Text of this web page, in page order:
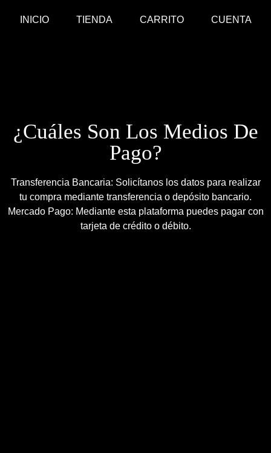
INICIO TIENDA CARRITO CUENTA
¿Cuáles Son Los Medios De
Pago?
Transferencia Bancaria: Solicítanos los datos para realizar
tu compra mediante transferencia o depósito bancario.
Mercado Pago: Mediante esta plataforma puedes pagar con
tarjeta de crédito o débito.